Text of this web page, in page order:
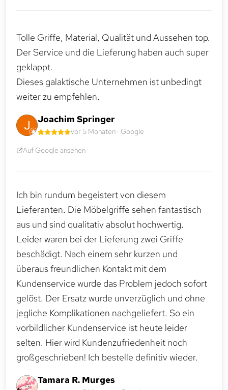
Tolle Griffe, Material, Qualität und Aussehen top.
Der Service und die Lieferung haben auch super
geklappt.
Dieses galaktische Unternehmen ist unbedingt
weiter zu empfehlen.
Joachim Springer
vor 5 Monaten · Google
Auf Google ansehen
Ich bin rundum begeistert von diesem
Lieferanten. Die Möbelgriffe sehen fantastisch
aus und sind qualitativ absolut hochwertig.
Leider waren bei der Lieferung zwei Griffe
beschädigt. Nach einem sehr kurzen und
überaus freundlichen Kontakt mit dem
Kundenservice wurde das Problem jedoch sofort
gelöst. Der Ersatz wurde unverzüglich und ohne
jegliche Komplikationen nachgeliefert. So ein
vorbildlicher Kundenservice ist heute leider
selten. Hier wird Kundenzufriedenheit noch
großgeschrieben! Ich bestelle definitiv wieder.
Tamara R. Murges